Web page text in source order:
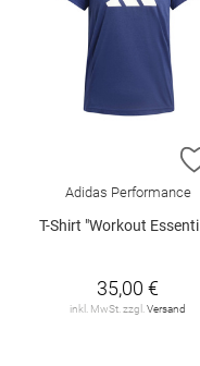
Adidas Performance
T-Shirt "Workout Essentials"
35,00 €
inkl. MwSt. zzgl. Versand